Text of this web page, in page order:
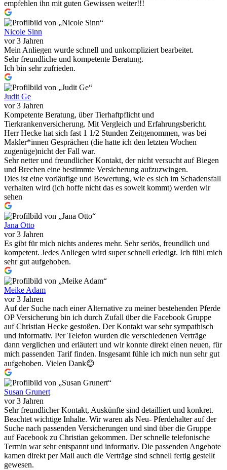
empfehlen ihn mit guten Gewissen weiter!!!
Nicole Sinn
vor 3 Jahren
Mein Anliegen wurde schnell und unkompliziert bearbeitet.
Sehr freundliche und kompetente Beratung.
Ich bin sehr zufrieden.
Judit Ge
vor 3 Jahren
Kompetente Beratung, über Tierhaftpflicht und
Tierkrankenversicherung. Mit Vergleich und Erfahrungsbericht.
Herr Hecke hat sich fast 1 1/2 Stunden Zeitgenommen, was bei
Makler*innen Gesprächen (die hatte ich den letzten Wochen
zugenüge)nicht der Fall war.
Sehr netter und freundlicher Kontakt, der nicht versucht auf Biegen
und Brechen eine bestimmte Versicherung aufzuzwingen.
Dies ist eine vorläufige und Bewertung, wie es sich im Schadensfall
verhalten wird (ich hoffe nicht das es soweit kommt) werden wir
sehen
Jana Otto
vor 3 Jahren
Es gibt für mich nichts anderes mehr. Sehr seriös, freundlich und
kompetent. Jedes Anliegen wird super schnell erledigt. Ich fühl mich
sehr gut aufgehoben.
Meike Adam
vor 3 Jahren
Auf der Suche nach einer Alternative zu meiner bestehenden Pferde
OP Versicherung bin ich durch Zufall über die Facebook Gruppe
auf Christian Hecke gestoßen. Der Kontakt war sehr sympathisch
und informativ. Per Telefon wurden die verschiedenen Verträge
dann verglichen und erläutert und wir konnte direkt einen neuen, für
mich passenden Tarif finden. Insgesamt fühle ich mich nun sehr gut
aufgehoben. Vielen Dank😊
Susan Grunert
vor 3 Jahren
Sehr freundlicher Kontakt, Auskünfte sind detailliert und konkret.
Beachtet wichtige Inhalte. Wir waren als Neu- Pferdehalter auf der
Suche nach passenden Versicherungen und sind über die Gruppe
auf Facebook zu Christian gekommen. Der schnelle telefonische
Termin war sehr entspannt und informativ. Die passenden Angebote
kamen direkt per Mail auch die Verträge sind schnell fertig gestellt
gewesen.